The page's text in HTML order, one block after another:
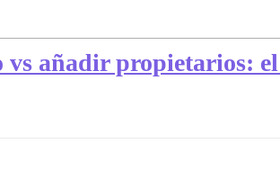
añadir propietarios: